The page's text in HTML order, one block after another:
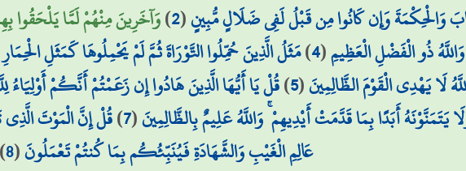
وَالْحِكْمَةَ وَإِن كَانُوا مِن قَبْلُ لَفِي ضَلَالٍ مُّبِينٍ(
2
)وَآخَرِينَ مِنْهُمْ لَمَّا يَلْحَقُوا
ذُو الْفَضْلِ الْعَظِيمِ(
4
)مَثَلُ الَّذِينَ حُمِّلُوا التَّوْرَاةَ ثُمَّ لَمْ يَحْمِلُوهَا كَمَثَلِ
لَا يَهْدِي الْقَوْمَ الظَّالِمِينَ(
5
)قُلْ يَا أَيُّهَا الَّذِينَ هَادُوا إِن زَعَمْتُمْ أَنَّكُمْ
يَتَمَنَّوْنَهُ أَبَدًا بِمَا قَدَّمَتْ أَيْدِيهِمْ ۚ وَاللَّهُ عَلِيمٌ بِالظَّالِمِينَ(
7
)قُلْ إِنَّ الْمَوْتَ
عَالِمِ الْغَيْبِ وَالشَّهَادَةِ فَيُنَبِّئُكُم بِمَا كُنتُمْ تَعْمَلُونَ(
8
)